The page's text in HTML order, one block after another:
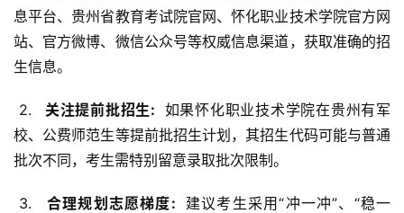
息平台、贵州省教育考试院官网、怀化职业技术学院官方网
站、官方微博、微信公众号等权威信息渠道，获取准确的招
生信息。
2.
  关注提前批招生:
如果怀化职业技术学院在贵州有军
校、公费师范生等提前批招生计划，其招生代码可能与普通
批次不同，考生需特别留意录取批次限制。
3.
  合理规划志愿梯度:
建议考生采用“冲一冲”、“稳一